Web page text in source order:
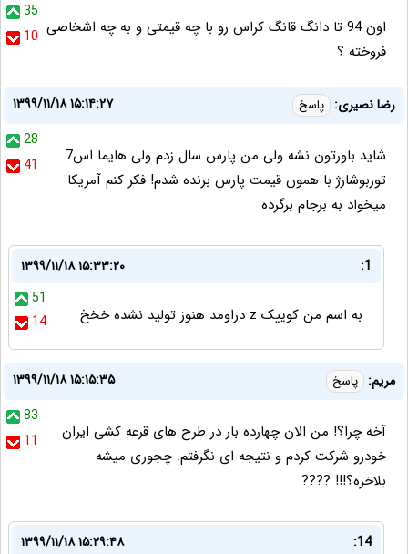
35
10 اون 94 تا دانگ قانگ کراس رو با چه قیمتی و به چه اشخاصی
فروخته ؟
رضا نصیری: پاسخ
۱۳۹۹/۱۱/۱۸ ۱۵:۱۴:۲۷
28
41
شاید باورتون نشه ولی من پارس سال زدم ولی هایما اس7
توربوشارژ با همون قیمت پارس برنده شدم! فکر کنم آمریکا
میخواد به برجام برگرده
1:
۱۳۹۹/۱۱/۱۸ ۱۵:۳۳:۲۰
51
14
به اسم من کوییک z دراومد هنوز تولید نشده خخخ
مریم: پاسخ
۱۳۹۹/۱۱/۱۸ ۱۵:۱۵:۳۵
83
11
آخه چرا؟! من الان چهارده بار در طرح های قرعه کشی ایران
خودرو شرکت کردم و نتیجه ای نگرفتم. چجوری میشه
بلاخره؟!!! ????
14:
۱۳۹۹/۱۱/۱۸ ۱۵:۲۹:۴۸